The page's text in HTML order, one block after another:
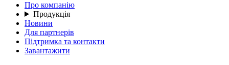
Про компанію
Продукція
Новини
Для партнерів
Підтримка та контакти
Завантажити